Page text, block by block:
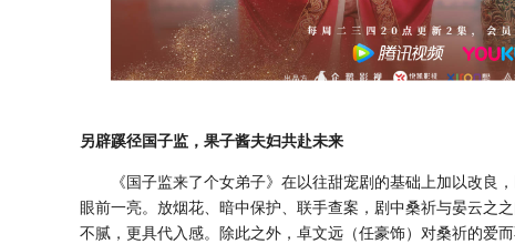
另辟蹊径国子监，果子酱夫妇共赴未来
《国子监来了个女弟子》在以往甜宠剧的基础上加以改良
眼前一亮。放烟花、暗中保护、联手查案，剧中桑祈与晏云之
不腻，更具代入感。除此之外，卓文远（任豪饰）对桑祈的爱